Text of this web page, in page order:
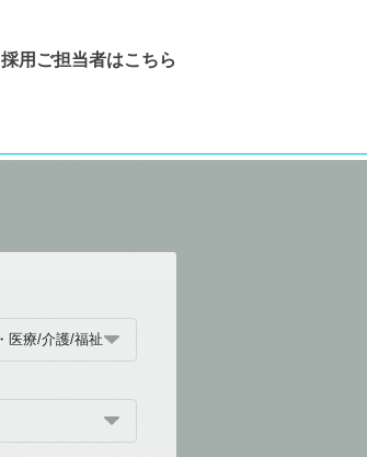
採用ご担当者はこちら